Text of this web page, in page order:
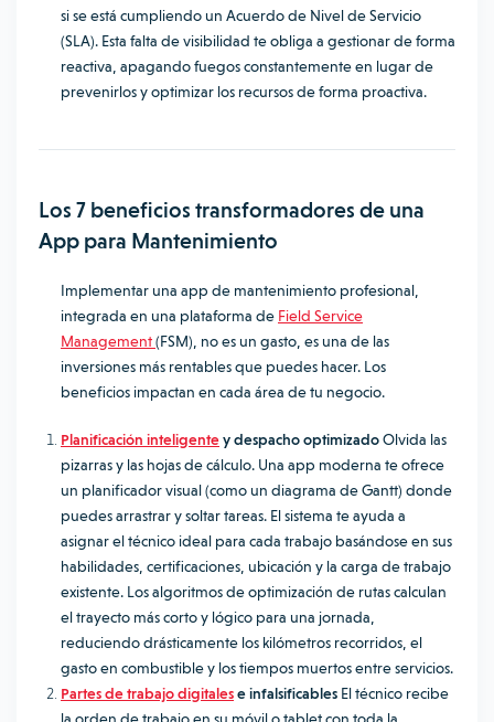
si se está cumpliendo un Acuerdo de Nivel de Servicio
(SLA). Esta falta de visibilidad te obliga a gestionar de forma
reactiva, apagando fuegos constantemente en lugar de
prevenirlos y optimizar los recursos de forma proactiva.
Los 7 beneficios transformadores de una
App para Mantenimiento
Implementar una app de mantenimiento profesional,
integrada en una plataforma de Field Service
Management(FSM), no es un gasto, es una de las
inversiones más rentables que puedes hacer. Los
beneficios impactan en cada área de tu negocio.
Planificación inteligentey despacho optimizadoOlvida las
pizarras y las hojas de cálculo. Una app moderna te ofrece
un planificador visual (como un diagrama de Gantt) donde
puedes arrastrar y soltar tareas. El sistema te ayuda a
asignar el técnico ideal para cada trabajo basándose en sus
habilidades, certificaciones, ubicación y la carga de trabajo
existente. Los algoritmos de optimización de rutas calculan
el trayecto más corto y lógico para una jornada,
reduciendo drásticamente los kilómetros recorridos, el
gasto en combustible y los tiempos muertos entre servicios.
Partes de trabajo digitalese infalsificables El técnico recibe